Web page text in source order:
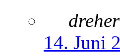
dreher
14. Juni